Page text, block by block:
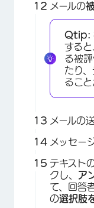
メールの
Qtip:
すると
る被
たり
ること
メールの
メッセー
テキスト
クし、 ア
て、回答
の選択肢